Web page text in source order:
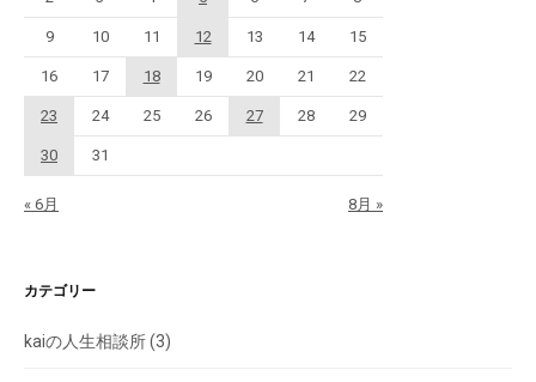
« 6月 8月 »
9 10 11 12 13 14 15
16 17 18 19 20 21 22
23 24 25 26 27 28 29
30 31
カテゴリー
kaiの人生相談所(3)